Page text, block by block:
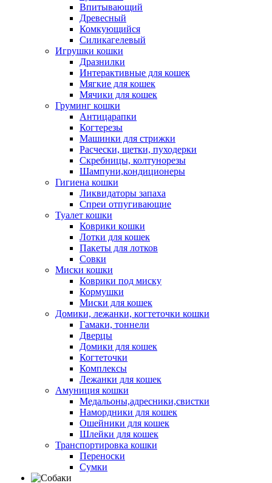
Впитывающий
Древесный
Комкующийся
Силикагелевый
Игрушки кошки
Дразнилки
Интерактивные для кошек
Мягкие для кошек
Мячики для кошек
Груминг кошки
Антицарапки
Когтерезы
Машинки для стрижки
Расчески, щетки, пуходерки
Скребницы, колтунорезы
Шампуни,кондиционеры
Гигиена кошки
Ликвидаторы запаха
Спреи отпугивающие
Туалет кошки
Коврики кошки
Лотки для кошек
Пакеты для лотков
Совки
Миски кошки
Коврики под миску
Кормушки
Миски для кошек
Домики, лежанки, когтеточки кошки
Гамаки, тоннели
Дверцы
Домики для кошек
Когтеточки
Комплексы
Лежанки для кошек
Амуниция кошки
Медальоны,адресники,свистки
Намордники для кошек
Ошейники для кошек
Шлейки для кошек
Транспортировка кошки
Переноски
Сумки